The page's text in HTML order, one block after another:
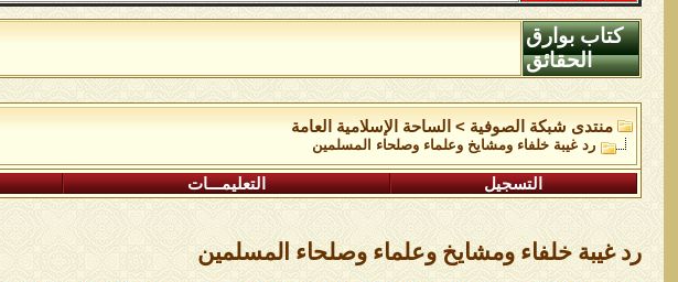
كتاب بوارق
الحقائق
منتدى شبكة الصوفية > الساحة اﻹسلامية العامة
رد غيبة خلفاء ومشايخ وعلماء وصلحاء المسلمين
التسجيل التعليمـــات
رد غيبة خلفاء ومشايخ وعلماء وصلحاء المسلمين